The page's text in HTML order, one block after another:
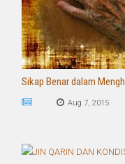
Sikap Benar dalam
Aug 7, 2015